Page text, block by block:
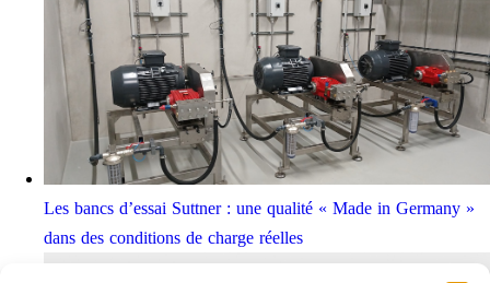
Les bancs d’essai Suttner : une qualité « Made in Germany »
dans des conditions de charge réelles